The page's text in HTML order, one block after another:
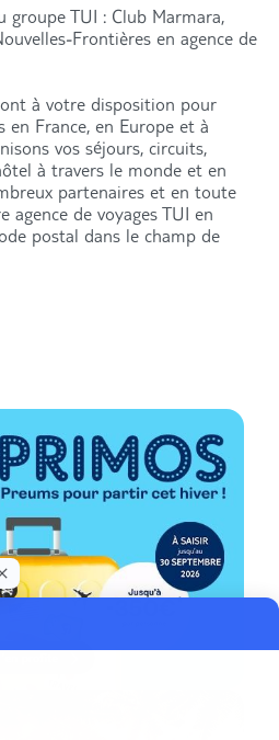
groupe TUI : Club Marmara,
Frontières en agence de
à votre disposition pour
en France, en Europe et à
vos séjours, circuits,
à travers le monde et en
partenaires et en toute
agence de voyages TUI en
postal dans le champ de